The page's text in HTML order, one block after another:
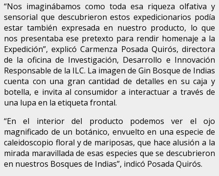
“Nos imaginábamos como toda esa riqueza olfativa y
sensorial que descubrieron estos expedicionarios podía
estar también expresada en nuestro producto, lo que
nos presentaba ese pretexto para rendir homenaje a la
Expedición”, explicó Carmenza Posada Quirós, directora
de la oficina de Investigación, Desarrollo e Innovación
Responsable de la ILC. La imagen de Gin Bosque de Indias
cuenta con una gran cantidad de detalles en su caja y
botella, e invita al consumidor a interactuar a través de
una lupa en la etiqueta frontal.
“En el interior del producto podemos ver el ojo
magnificado de un botánico, envuelto en una especie de
caleidoscopio floral y de mariposas, que hace alusión a la
mirada maravillada de esas especies que se descubrieron
en nuestros Bosques de Indias”, indicó Posada Quirós.